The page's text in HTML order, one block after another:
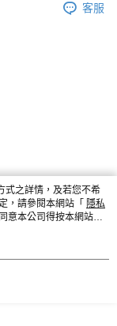
客服
式之詳情，及若您不希
，請參閱本網站「 隱私
意本公司得按本網站使